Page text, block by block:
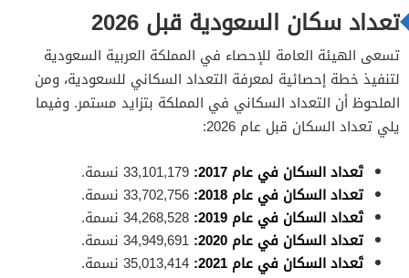
تعداد سكان السعودية قبل 2026
تسعى الهيئة العامة للإحصاء في المملكة العربية السعودية
لتنفيذ خطة إحصائية لمعرفة التعداد السكاني للسعودية، ومن
الملحوظ أن التعداد السكاني في المملكة بتزايد مستمر. وفيما
يلي تعداد السكان قبل عام 2026:
تَعداد السكان في عام 2017:
تعداد السكان في عام 2018:
تَعداد السكان في عام 2019:
تعداد السكان في عام 2020:
تَعداد السكان في عام 2021: